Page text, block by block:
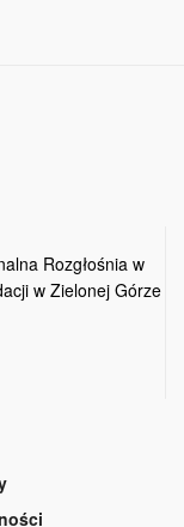
Rozgłośnia w
w Zielonej Górze